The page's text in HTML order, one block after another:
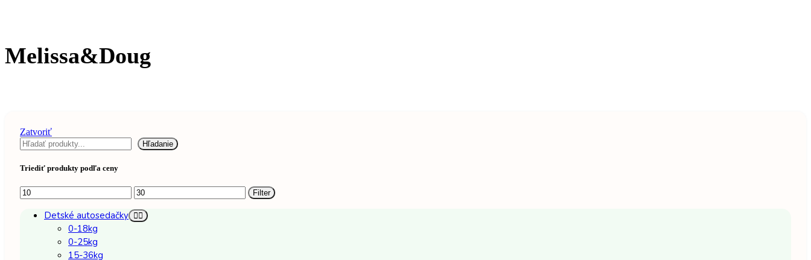
Melissa&Doug
Zatvoriť
Hľadať
Hľadanie
Triediť produkty podľa ceny
Minimálna
cena
Maximálna
cena
Filter
Detské autosedačky
0-18kg
0-25kg
15-36kg